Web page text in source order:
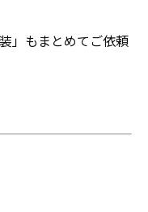
」もまとめてご依頼